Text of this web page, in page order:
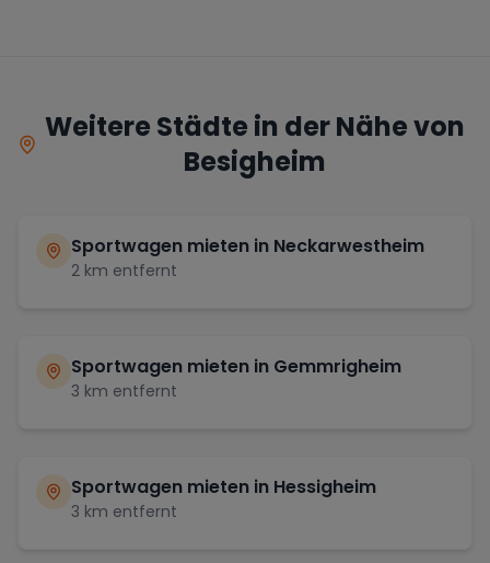
Weitere Städte in der Nähe von
Besigheim
Sportwagen mieten in Neckarwestheim
2 km entfernt
Sportwagen mieten in Gemmrigheim
3 km entfernt
Sportwagen mieten in Hessigheim
3 km entfernt